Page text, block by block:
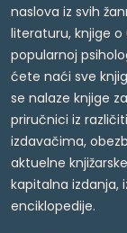
naslova iz svih
literaturu, knjige o
popularnoj
ćete naći sve
se nalaze knjige
priručnici iz
izdavačima,
aktuelne
kapitalna izdanja,
enciklopedije.